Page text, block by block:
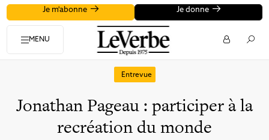
Je m'abonne Je donne
MENU
Entrevue
Jonathan Pageau : participer à la
recréation du monde